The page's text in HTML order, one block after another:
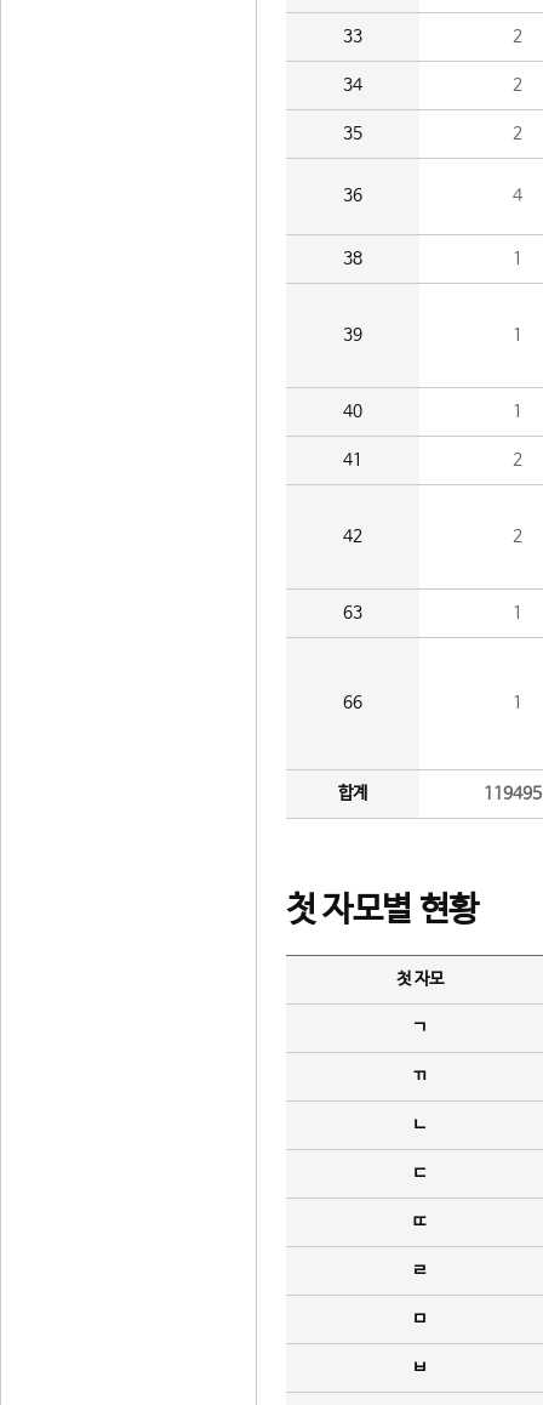
33 2
34 2
35 2
36 4
38 1
39 1
40 1
41 2
42 2
63 1
66 1
합계
첫 자모별 현황
첫 자모
ㄱ
ㄲ
ㄴ
ㄷ
ㄸ
ㄹ
ㅁ
ㅂ